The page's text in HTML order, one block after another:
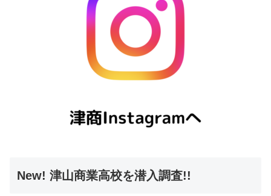
New! 津山商業高校を潜入調査!!